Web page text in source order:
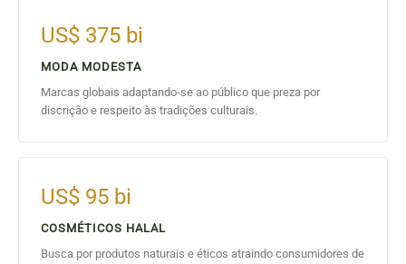
US$ 375 bi
MODA MODESTA
Marcas globais adaptando-se ao público que preza por
discrição e respeito às tradições culturais.
US$ 95 bi
COSMÉTICOS HALAL
Busca por produtos naturais e éticos atraindo consumidores de